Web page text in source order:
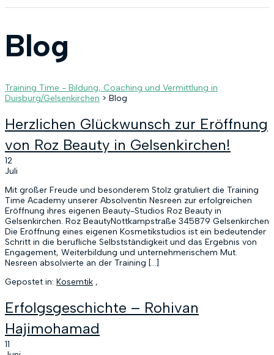
Blog
Training Time - Bildung, Coaching und Vermittlung in
Duisburg/Gelsenkirchen > Blog
Herzlichen Glückwunsch zur Eröffnung
von Roz Beauty in Gelsenkirchen!
12
Juli
Mit großer Freude und besonderem Stolz gratuliert die Training
Time Academy unserer Absolventin Nesreen zur erfolgreichen
Eröffnung ihres eigenen Beauty-Studios Roz Beauty in
Gelsenkirchen. Roz BeautyNottkampstraße 345879 Gelsenkirchen
Die Eröffnung eines eigenen Kosmetikstudios ist ein bedeutender
Schritt in die berufliche Selbstständigkeit und das Ergebnis von
Engagement, Weiterbildung und unternehmerischem Mut.
Nesreen absolvierte an der Training […]
Gepostet in: Kosemtik ,
Erfolgsgeschichte – Rohivan
Hajimohamad
11